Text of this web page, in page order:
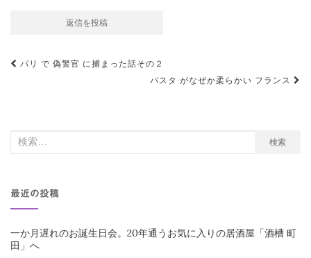
投
ゲ
シ
ョ
ン
パリ で 偽警官 に捕まった話その２
パスタ がなぜか柔らかい フランス
検
象:
検索
最近の投稿
一か月遅れのお誕生日会。20年通うお気に入りの居酒屋「酒槽 町
田」へ